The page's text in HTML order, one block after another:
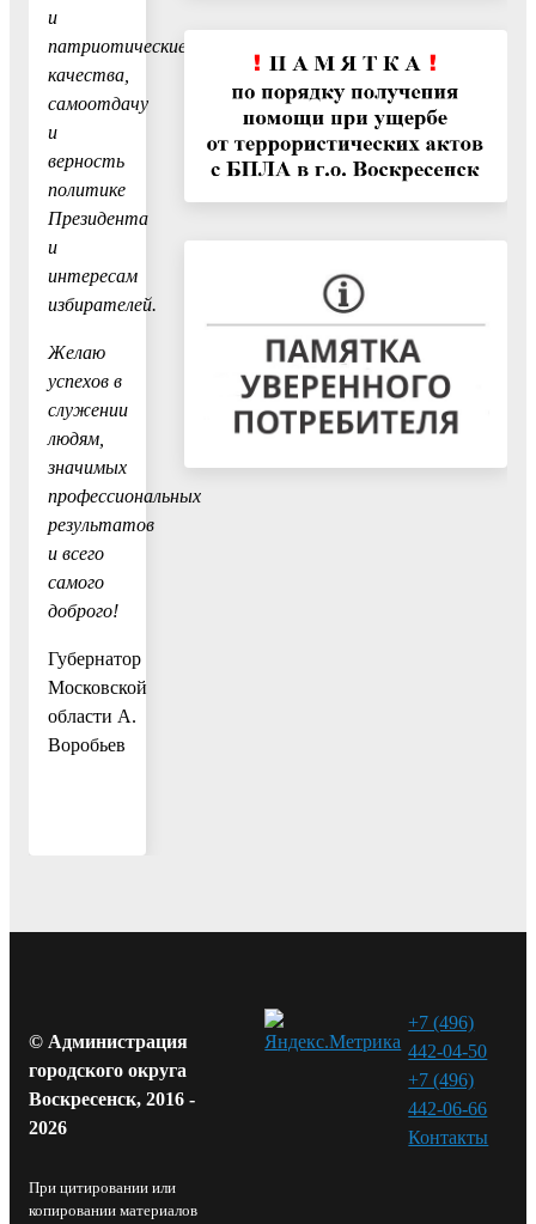
и
патриотические
качества,
самоотдачу
и
верность
политике
Президента
и
интересам
избирателей.
Желаю
успехов в
служении
людям,
значимых
профессиональных
результатов
и всего
самого
доброго!
Губернатор
Московской
области А.
Воробьев
© Администрация
городского округа
Воскресенск, 2016 -
2026
При цитировании или
копировании материалов
+7 (496)
442-04-50
+7 (496)
442-06-66
Контакты⁠